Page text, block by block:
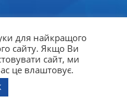
для найкращого
сайту. Якщо Ви
сайт, ми
це влаштовує.